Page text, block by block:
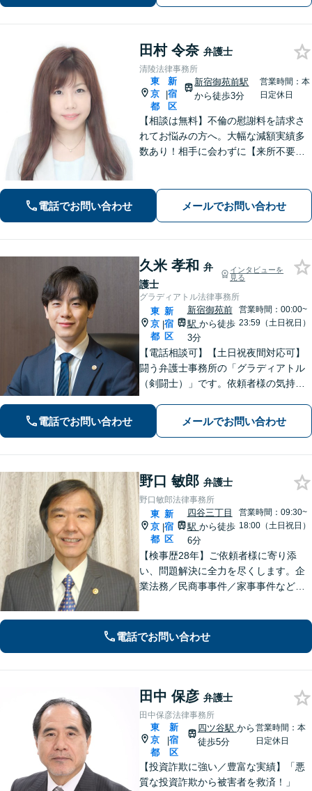
田村 令奈 弁護士
清陵法律事務所
東
京
都
|
新
宿
区
新宿御苑前駅
から徒歩3分
営業時間：本
日定休日
【相談は無料】不倫の慰謝料を請求さ
れてお悩みの方へ。大幅な減額実績多
数あり！相手に会わずに【来所不要で
ください【新宿御苑前駅3分】
電話でお問い合わせ メールでお問い合わせ
久米 孝和 弁
護士
インタビューを
見る
グラディアトル法律事務所
東
京
都
|
新
宿
区
新宿御苑前
駅 から徒歩
3分
営業時間：00:00~
23:59（土日祝日）
【電話相談可】【土日祝夜間対応可】
闘う弁護士事務所の「グラディアトル
（剣闘士）」です。依頼者様の気持ち
確固たるスタイルを貫きます。離婚・
刑事事件・相続など何でもご相談くだ
電話でお問い合わせ メールでお問い合わせ
野口 敏郎 弁護士
野口敏郎法律事務所
東
京
都
|
新
宿
区
四谷三丁目
駅 から徒歩
6分
営業時間：09:30~
18:00（土日祝日）
【検事歴28年】ご依頼者様に寄り添
い、問題解決に全力を尽くします。企
業法務／民商事事件／家事事件など、
見てきた体験がフルに生かせる分野と
電話でお問い合わせ
田中 保彦 弁護士
田中保彦法律事務所
東
京
都
|
新
宿
区
四ツ谷駅 から
徒歩5分
営業時間：本
日定休日
【投資詐欺に強い／豊富な実績】「悪
質な投資詐欺から被害者を救済！」